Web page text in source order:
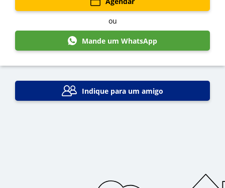
ou
Mande um WhatsApp
Indique para um amigo